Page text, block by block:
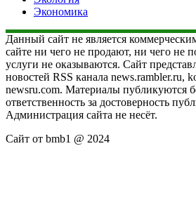
Экономика
Данный сайт не является
сайте ни чего не продают, ни чего не
услуги не оказываются. Сайт
новостей RSS канала news.rambler.ru,
newsru.com. Материалы публикуются
ответственность за достоверность
Администрация сайта не несёт.
Сайт от bmb1 @ 2024